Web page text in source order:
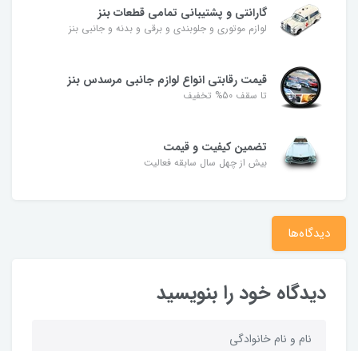
گارانتی و پشتیبانی تمامی قطعات بنز
لوازم موتوری و جلوبندی و برقی و بدنه و جانبی بنز
قیمت رقابتی انواع لوازم جانبی مرسدس بنز
تا سقف 50% تخفیف
تضمین کیفیت و قیمت
بیش از چهل سال سابقه فعالیت
دیدگاه‌ها
دیدگاه خود را بنویسید